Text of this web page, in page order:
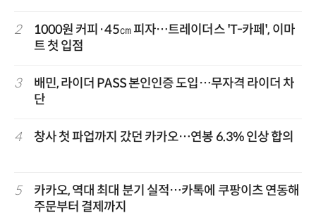
2
1000원 커피·45㎝ 피자…트레이더스 'T-카페', 이마
트 첫 입점
3
배민, 라이더 PASS 본인인증 도입…무자격 라이더 차
단
4 창사 첫 파업까지 갔던 카카오…연봉 6.3% 인상 합의
5
카카오, 역대 최대 분기 실적…카톡에 쿠팡이츠 연동해
주문부터 결제까지